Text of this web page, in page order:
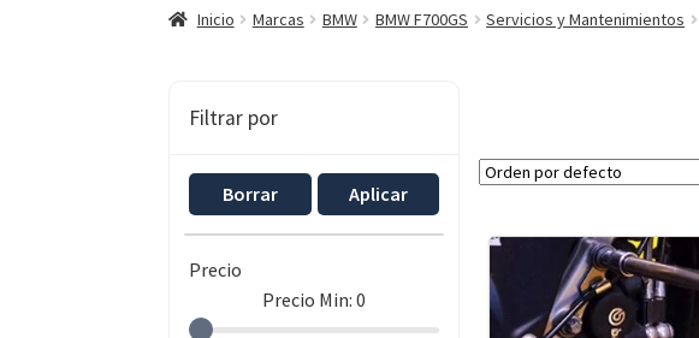
Inicio Marcas BMW BMW F700GS Servicios y Mantenimientos
Filtrar por
Borrar Aplicar
Precio
Precio Min:0